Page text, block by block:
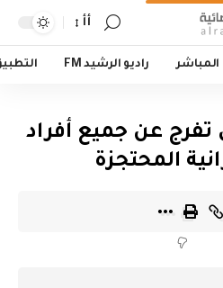
أأ
المباشر راديو الرشيد FM
عن جميع أفراد
المحتجزة